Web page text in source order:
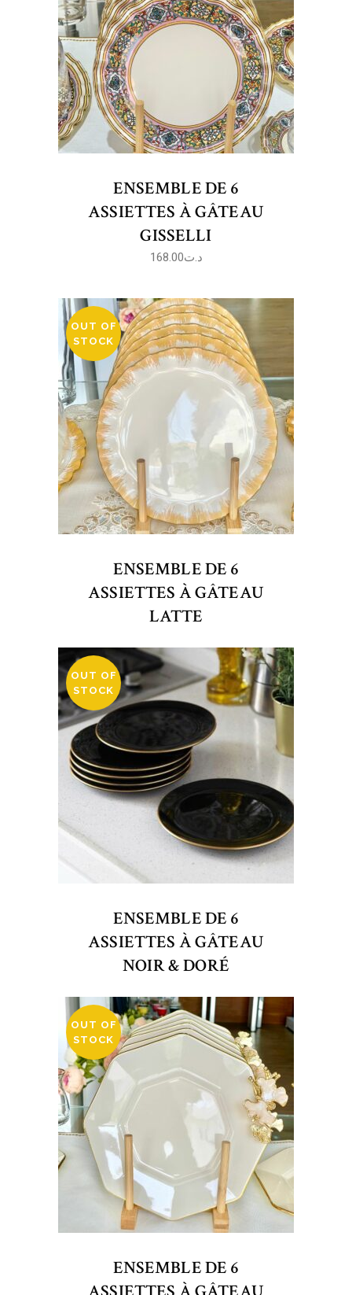
ENSEMBLE DE 6
ASSIETTES À GÂTEAU
GISSELLI
د.ت168.00
OUT OF
STOCK
ENSEMBLE DE 6
ASSIETTES À GÂTEAU
LATTE
OUT OF
STOCK
ENSEMBLE DE 6
ASSIETTES À GÂTEAU
NOIR & DORÉ
OUT OF
STOCK
ENSEMBLE DE 6